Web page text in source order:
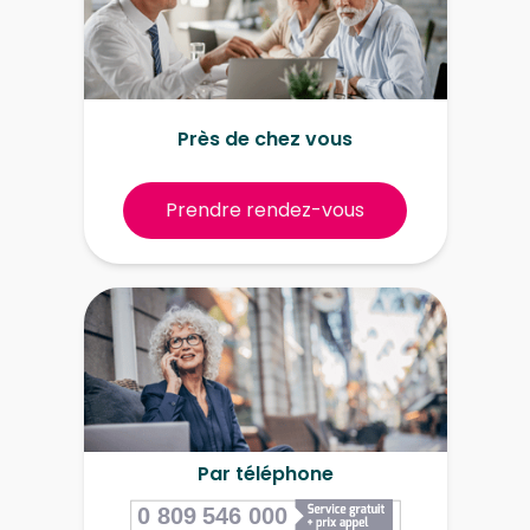
Près de chez vous
Prendre rendez-vous
Par téléphone